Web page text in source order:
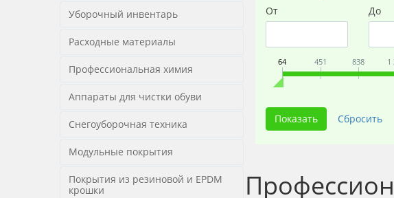
Уборочный инвентарь
Расходные материалы
Профессиональная химия
Аппараты для чистки обуви
Снегоуборочная техника
Модульные покрытия
Покрытия из резиновой и EPDM
крошки
От До
64 451 838 1